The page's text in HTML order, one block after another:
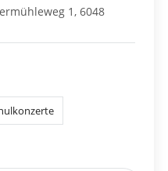
1, 6048